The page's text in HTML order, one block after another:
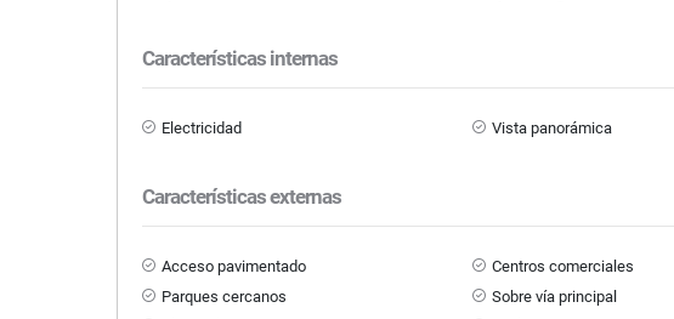
Características internas
Electricidad Vista panorámica
Características externas
Acceso pavimentado Centros comerciales
Parques cercanos
Sobre vía principal